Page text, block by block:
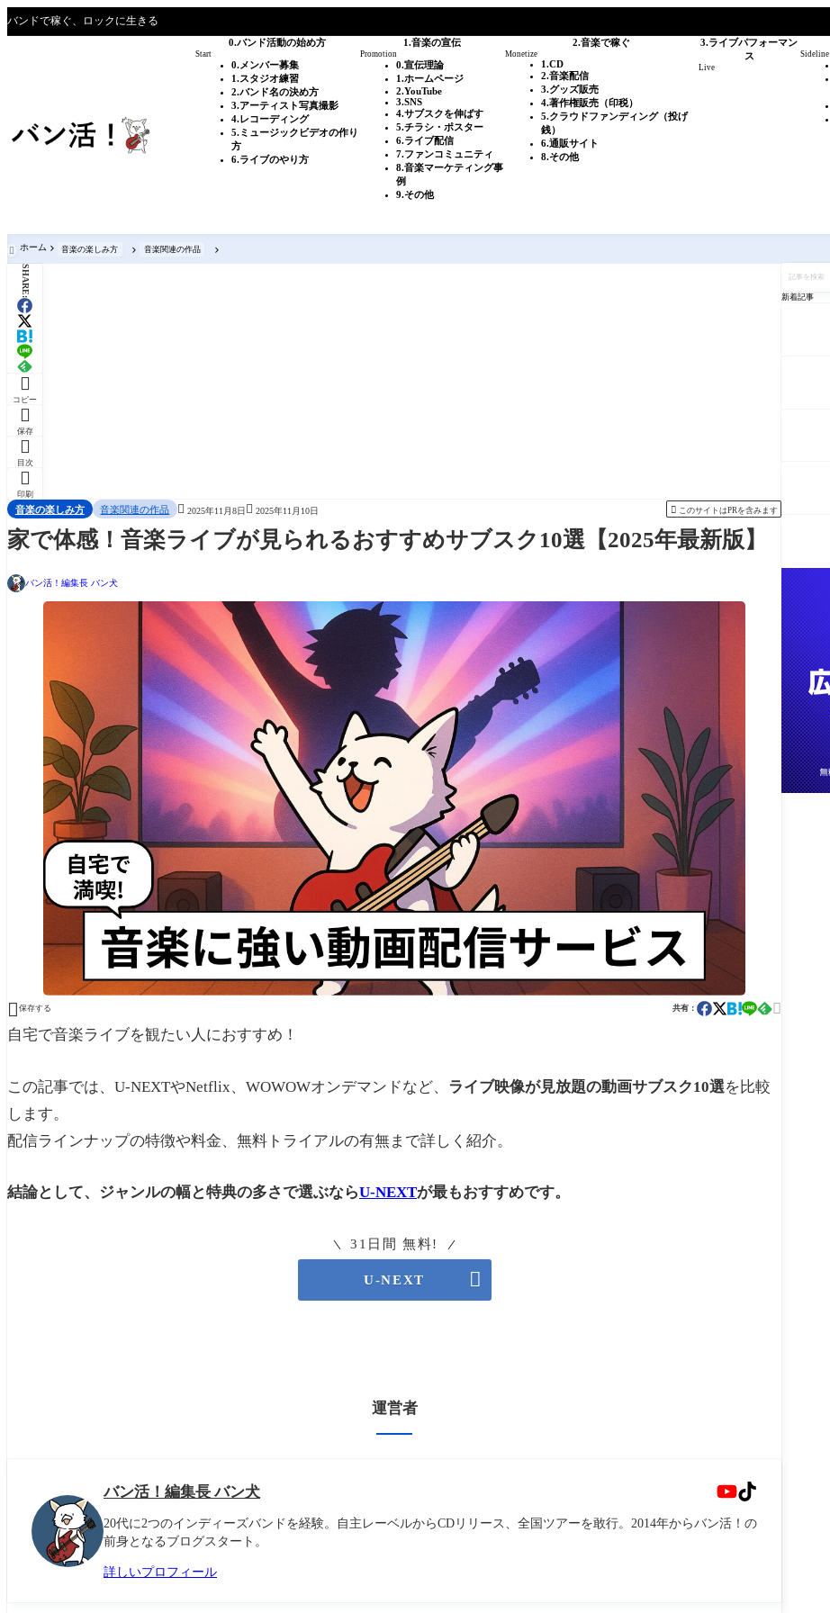
バンドで稼ぐ、ロックに生きる
0.バンド活動の始め方
Start
0.メンバー募集
1.スタジオ練習
2.バンド名の決め方
3.アーティスト写真撮影
4.レコーディング
5.ミュージックビデオの作り
方
6.ライブのやり方
1.音楽の宣伝
Promotion
0.宣伝理論
1.ホームページ
2.YouTube
3.SNS
4.サブスクを伸ばす
5.チラシ・ポスター
6.ライブ配信
7.ファンコミュニティ
8.音楽マーケティング事
例
9.その他
2.音楽で稼ぐ
Monetize
1.CD
2.音楽配信
3.グッズ販売
4.著作権販売（印税）
5.クラウドファンディング（投げ
銭）
6.通販サイト
8.その他
3.ライブパフォーマン
ス
Live
Sideline
 ホーム 音楽の楽しみ方 音楽関連の作品
SHARE:

コピー

保存

目次

印刷
音楽の楽しみ方 音楽関連の作品  2025年11月8日  2025年11月10日  このサイトはPRを含みます
家で体感！音楽ライブが見られるおすすめサブスク10選【2025年最新版】
バン活！編集長 バン犬
 保存する 共有：

自宅で音楽ライブを観たい人におすすめ！
この記事では、U-NEXTやNetflix、WOWOWオンデマンドなど、 ライブ映像が見放題の動画サブスク10選を比較
します。
配信ラインナップの特徴や料金、無料トライアルの有無まで詳しく紹介。
結論として、ジャンルの幅と特典の多さで選ぶならU-NEXTが最もおすすめです。
31日間 無料!
U-NEXT 
運営者
バン活！編集長 バン犬
20代に2つのインディーズバンドを経験。自主レーベルからCDリリース、全国ツアーを敢行。2014年からバン活！の
前身となるブログスタート。
詳しいプロフィール
を
検
新着記事